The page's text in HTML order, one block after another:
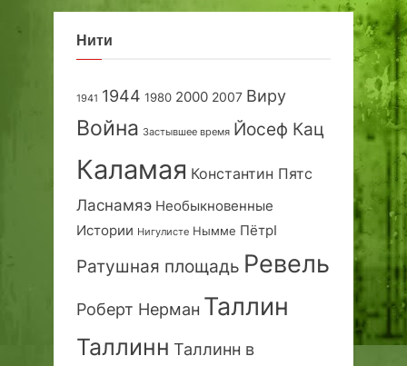
Нити
1941 1944 1980 2000 2007 Виру
Война Застывшее время Йосеф Кац
Каламая Константин Пятс
Ласнамяэ Необыкновенные
Истории Нигулисте Нымме ПётрI
Ратушная площадь Ревель
Роберт Нерман Таллин
Таллинн Таллинн в